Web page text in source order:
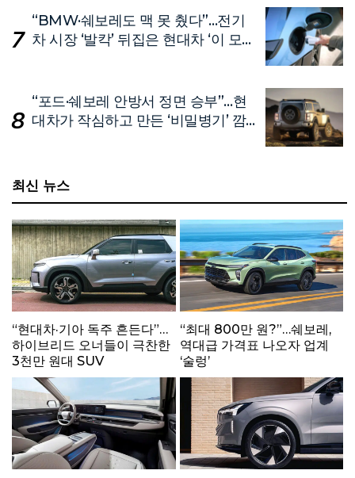
“BMW·쉐보레도 맥 못 췄다”…전기
차 시장 ‘발칵’ 뒤집은 현대차 ‘이 모
“포드·쉐보레 안방서 정면 승부”…현
대차가 작심하고 만든 ‘비밀병기’ 깜
최신 뉴스
“현대차·기아 독주 흔든다”…
하이브리드 오너들이 극찬한
3천만 원대 SUV
“최대 800만 원?”…쉐보레,
역대급 가격표 나오자 업계
‘술렁’